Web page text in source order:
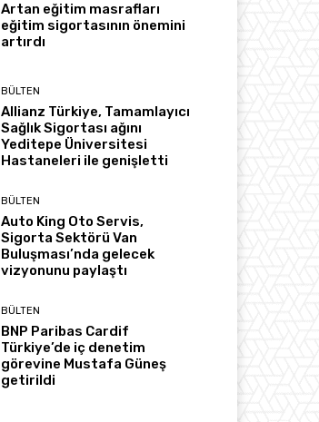
Artan eğitim masrafları
eğitim sigortasının önemini
artırdı
BÜLTEN
Allianz Türkiye, Tamamlayıcı
Sağlık Sigortası ağını
Yeditepe Üniversitesi
Hastaneleri ile genişletti
BÜLTEN
Auto King Oto Servis,
Sigorta Sektörü Van
Buluşması’nda gelecek
vizyonunu paylaştı
BÜLTEN
BNP Paribas Cardif
Türkiye’de iç denetim
görevine Mustafa Güneş
getirildi